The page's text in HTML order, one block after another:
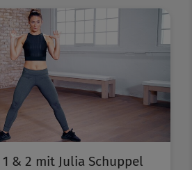
& 2 mit Julia Schuppel